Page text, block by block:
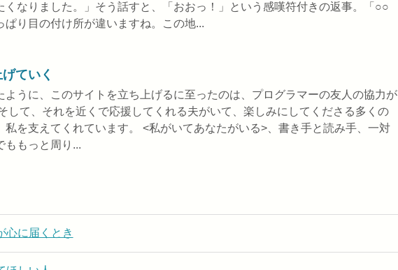
くなりました。」そう話すと、「おおっ！」という感嘆符付きの返事。「○○
ぱり目の付け所が違いますね。この地...
ていく
ように、このサイトを立ち上げるに至ったのは、プログラマーの友人の協力が
して、それを近くで応援してくれる夫がいて、楽しみにしてくださる多くの
私を支えてくれています。 <私がいてあなたがいる>、書き手と読み手、一対
ももっと周り...
心に届くとき